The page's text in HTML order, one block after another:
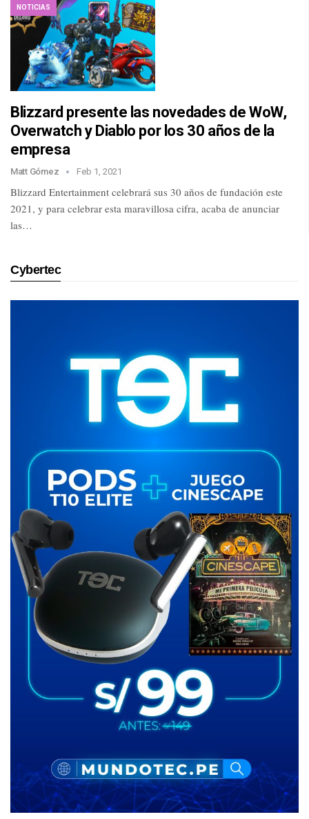
NOTICIAS
Blizzard presente las novedades de WoW,
Overwatch y Diablo por los 30 años de la
empresa
Matt Gómez Feb 1, 2021
Blizzard Entertainment celebrará sus 30 años de fundación este
2021, y para celebrar esta maravillosa cifra, acaba de anunciar
las…
Cybertec